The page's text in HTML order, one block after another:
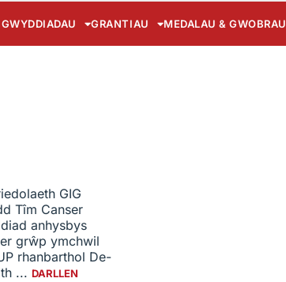
GRANTIAU MEDALAU & GWOBRAU
GIG
Tîm Canser
anhysbys
grŵp ymchwil
rhanbarthol De-
... DARLLEN